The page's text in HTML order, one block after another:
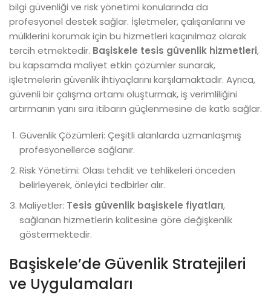
bilgi güvenliği ve risk yönetimi konularında da
profesyonel destek sağlar. İşletmeler, çalışanlarını ve
mülklerini korumak için bu hizmetleri kaçınılmaz olarak
tercih etmektedir. Başiskele tesis güvenlik hizmetleri,
bu kapsamda maliyet etkin çözümler sunarak,
işletmelerin güvenlik ihtiyaçlarını karşılamaktadır. Ayrıca,
güvenli bir çalışma ortamı oluşturmak, iş verimliliğini
artırmanın yanı sıra itibarın güçlenmesine de katkı sağlar.
Güvenlik Çözümleri: Çeşitli alanlarda uzmanlaşmış
profesyonellerce sağlanır.
Risk Yönetimi: Olası tehdit ve tehlikeleri önceden
belirleyerek, önleyici tedbirler alır.
Maliyetler: Tesis güvenlik başiskele fiyatları,
sağlanan hizmetlerin kalitesine göre değişkenlik
göstermektedir.
Başiskele’de Güvenlik Stratejileri
ve Uygulamaları